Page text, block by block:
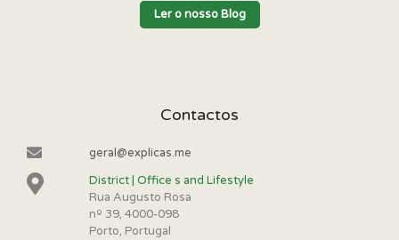
Ler o nosso Blog
Contactos
geral@explicas.me
District | Office s and Lifestyle
Rua Augusto Rosa
nº 39, 4000-098
Porto, Portugal